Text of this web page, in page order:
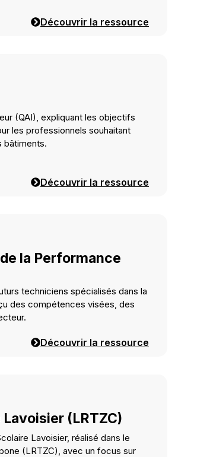
Découvrir la ressource
(QAI), expliquant les objectifs
les professionnels souhaitant
bâtiments.
Découvrir la ressource
la Performance
techniciens spécialisés dans la
des compétences visées, des
Découvrir la ressource
(LRTZC)
Lavoisier, réalisé dans le
(LRTZC), avec un focus sur